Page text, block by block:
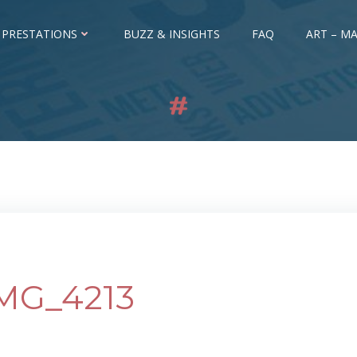
BUZZ & INSIGHTS FAQ ART –